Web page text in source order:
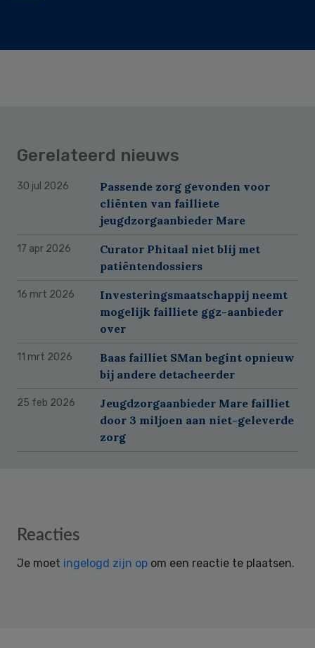
Gerelateerd nieuws
30 jul 2026
Passende zorg gevonden voor
cliënten van failliete
jeugdzorgaanbieder Mare
17 apr 2026
Curator Phitaal niet blij met
patiëntendossiers
16 mrt 2026
Investeringsmaatschappij neemt
mogelijk failliete ggz-aanbieder
over
11 mrt 2026
Baas failliet SMan begint opnieuw
bij andere detacheerder
25 feb 2026
Jeugdzorgaanbieder Mare failliet
door 3 miljoen aan niet-geleverde
zorg
Reader
Reacties
Je moet ingelogd zijn op om een reactie te plaatsen.